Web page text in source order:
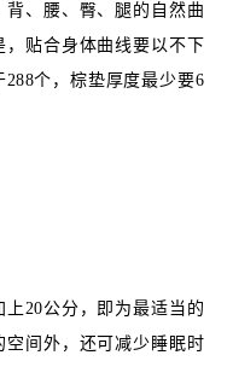
、腰、臀、腿的自然曲
贴合身体曲线要以不下
个，棕垫厚度最少要6
20公分，即为最适当的
空间外，还可减少睡眠时